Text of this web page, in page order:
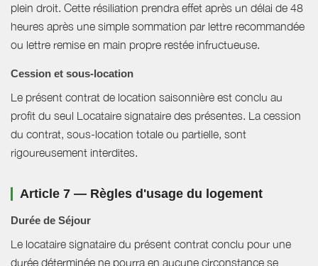
plein droit. Cette résiliation prendra effet après un délai de 48
heures après une simple sommation par lettre recommandée
ou lettre remise en main propre restée infructueuse.
Cession et sous-location
Le présent contrat de location saisonnière est conclu au
profit du seul Locataire signataire des présentes. La cession
du contrat, sous-location totale ou partielle, sont
rigoureusement interdites.
Article 7 — Règles d'usage du logement
Durée de Séjour
Le locataire signataire du présent contrat conclu pour une
durée déterminée ne pourra en aucune circonstance se